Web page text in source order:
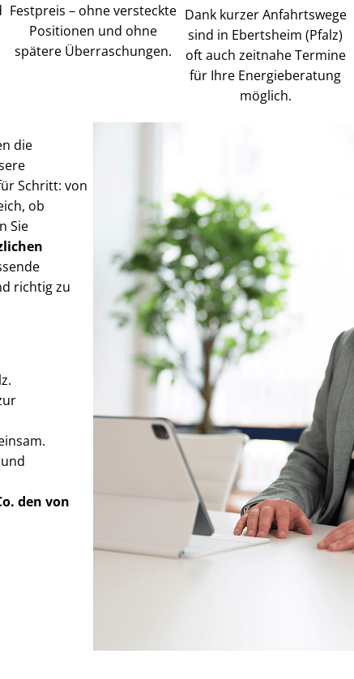
Festpreis – ohne versteckte
Positionen und ohne
spätere Überraschungen.
Dank kurzer Anfahrtswege
sind in Ebertsheim (Pfalz)
oft auch zeitnahe Termine
für Ihre Energieberatung
möglich.
die
Schritt: von
ob
Sie
richtig zu
den von